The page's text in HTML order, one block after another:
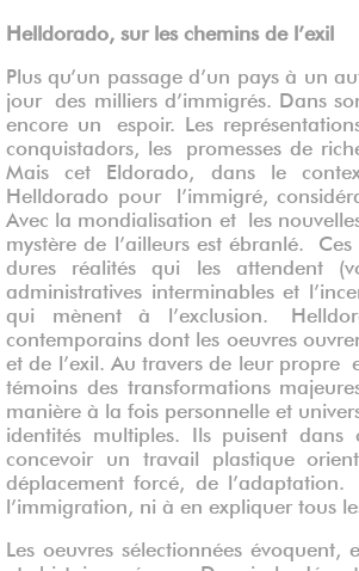
Helldorado, sur les chemins de l’exil
Plus qu’un passage d’un pays à un
jour des milliers d’immigrés. Dans
encore un espoir. Les
conquistadors, les promesses de
Mais cet Eldorado, dans le
Helldorado pour l’immigré,
Avec la mondialisation et les
mystère de l’ailleurs est ébranlé.
dures réalités qui les attendent
administratives interminables et
qui mènent à l’exclusion.
contemporains dont les oeuvres
et de l’exil. Au travers de leur propre
témoins des transformations
manière à la fois personnelle et
identités multiples. Ils puisent dans
concevoir un travail plastique
déplacement forcé, de l’adaptation.
l’immigration, ni à en expliquer tous
Les oeuvres sélectionnées évoquent,